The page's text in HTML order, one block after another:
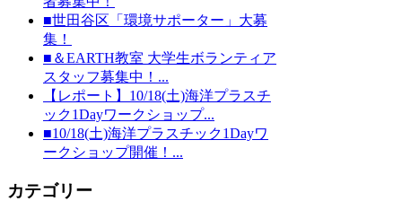
■世田谷区「環境サポーター」大募
集！
■＆EARTH教室 大学生ボランティア
スタッフ募集中！...
【レポート】10/18(土)海洋プラスチ
ック1Dayワークショップ...
■10/18(土)海洋プラスチック1Dayワ
ークショップ開催！...
カテゴリー